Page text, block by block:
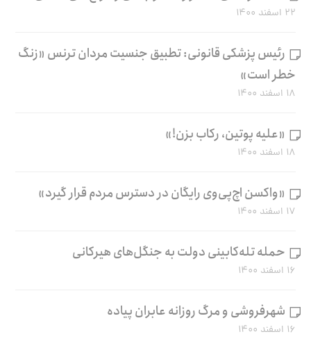
۲۲ اسفند ۱۴۰۰
رئیس پزشکی قانونی: تطبیق جنسیت مردان ترنس «زنگ
خطر است»
۱۸ اسفند ۱۴۰۰
«علیه پوتین، رکاب بزن!»
۱۸ اسفند ۱۴۰۰
«واکسن اچ‌پی‌وی رایگان در دسترس مردم قرار گیرد»
۱۷ اسفند ۱۴۰۰
حمله تله‌کابینی دولت به جنگل‌های هیرکانی
۱۶ اسفند ۱۴۰۰
شهرفروشی و مرگ روزانه عابران پیاده
۱۶ اسفند ۱۴۰۰